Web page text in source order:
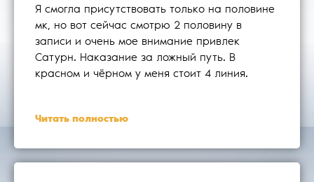
Я смогла присутствовать только на половине
мк, но вот сейчас смотрю 2 половину в
записи и очень мое внимание привлек
Сатурн. Наказание за ложный путь. В
красном и чёрном у меня стоит 4 линия.
Читать полностью